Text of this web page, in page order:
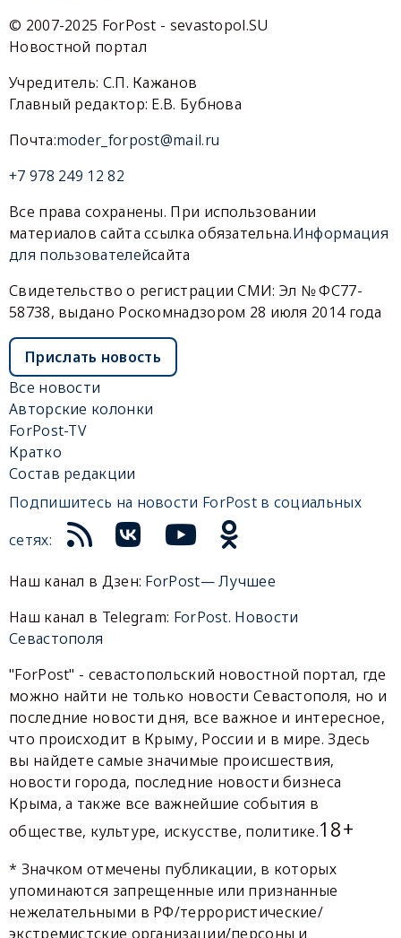
© 2007-2025 ForPost - sevastopol.SU
Новостной портал
Учредитель: С.П. Кажанов
Главный редактор: Е.В. Бубнова
Почта:moder_forpost@mail.ru
+7 978 249 12 82
Все права сохранены. При использовании
материалов сайта ссылка обязательна.Информация
для пользователейсайта
Свидетельство о регистрации СМИ: Эл № ФС77-
58738, выдано Роскомнадзором 28 июля 2014 года
Прислать новость
Все новости
Авторские колонки
ForPost-TV
Кратко
Состав редакции
Подпишитесь на новости ForPost в социальных
сетях:
Наш канал в Дзен: ForPost— Лучшее
Наш канал в Telegram: ForPost. Новости
Севастополя
"ForPost" - севастопольский новостной портал, где
можно найти не только новости Севастополя, но и
последние новости дня, все важное и интересное,
что происходит в Крыму, России и в мире. Здесь
вы найдете самые значимые происшествия,
новости города, последние новости бизнеса
Крыма, а также все важнейшие события в
обществе, культуре, искусстве, политике.18+
* Значком отмечены публикации, в которых
упоминаются запрещенные или признанные
нежелательными в РФ/террористические/
экстремистские организации/персоны и